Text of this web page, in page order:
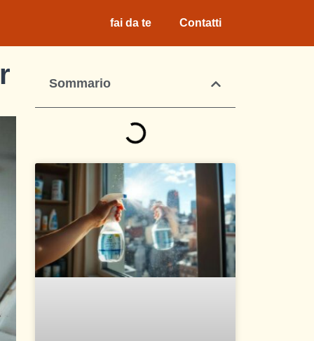
fai da te Contatti
Sommario